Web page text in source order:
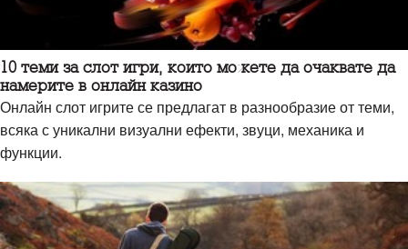
10 теми за слот игри, които можете да очаквате да
намерите в онлайн казино
Онлайн слот игрите се предлагат в разнообразие от теми,
всяка с уникални визуални ефекти, звуци, механика и
функции.